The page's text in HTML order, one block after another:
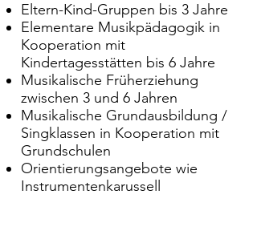
Eltern-Kind-Gruppen bis 3 Jahre
Elementare Musikpädagogik in
Kooperation mit
Kindertagesstätten bis 6 Jahre
Musikalische Früherziehung
zwischen 3 und 6 Jahren
Musikalische Grundausbildung /
Singklassen in Kooperation mit
Grundschulen
Orientierungsangebote wie
Instrumentenkarussell